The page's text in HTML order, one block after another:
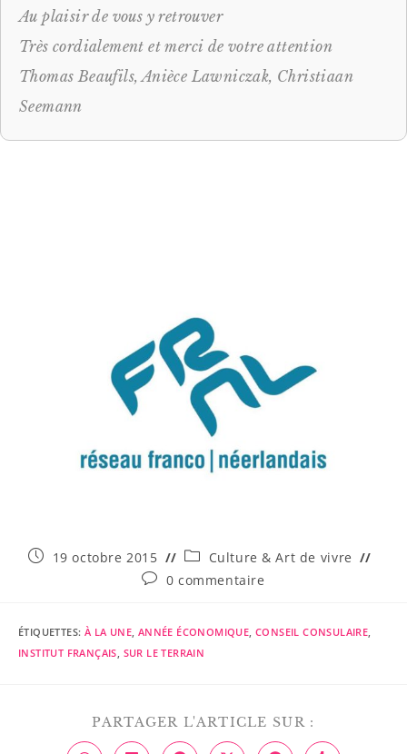
Au plaisir de vous y retrouver
Très cordialement et merci de votre attention
Thomas Beaufils, Anièce Lawniczak, Christiaan
Seemann
19 octobre 2015
Culture & Art de vivre
0 commentaire
ÉTIQUETTES: À LA UNE, ANNÉE ÉCONOMIQUE, CONSEIL CONSULAIRE,
INSTITUT FRANÇAIS, SUR LE TERRAIN
PARTAGER L'ARTICLE SUR :